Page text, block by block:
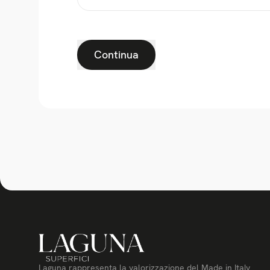
Continua
Laguna rappresenta la valorizzazione del Made in Italy